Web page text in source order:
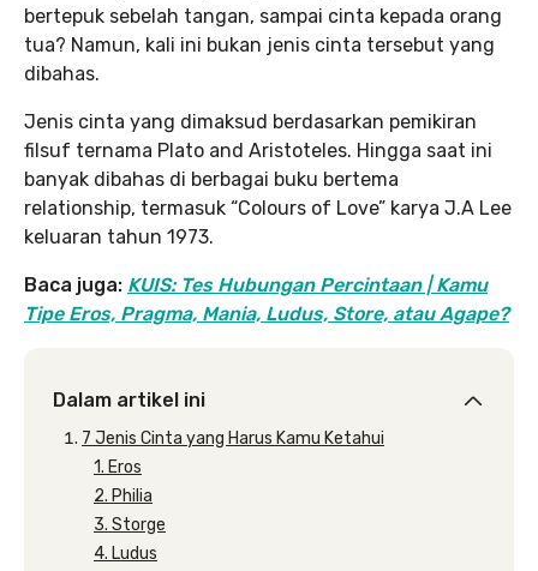
bertepuk sebelah tangan, sampai cinta kepada orang
tua? Namun, kali ini bukan jenis cinta tersebut yang
dibahas.
Jenis cinta yang dimaksud berdasarkan pemikiran
filsuf ternama Plato and Aristoteles. Hingga saat ini
banyak dibahas di berbagai buku bertema
relationship, termasuk “Colours of Love” karya J.A Lee
keluaran tahun 1973.
Baca juga: KUIS: Tes Hubungan Percintaan | Kamu
Tipe Eros, Pragma, Mania, Ludus, Store, atau Agape?
Dalam artikel ini
7 Jenis Cinta yang Harus Kamu Ketahui
1. Eros
2. Philia
3. Storge
4. Ludus